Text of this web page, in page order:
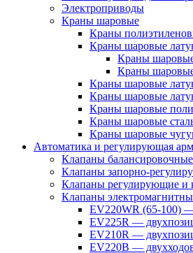
Электроприводы
Краны шаровые
Краны
Краны шаровые
Краны
Краны
Краны шаровые
Краны шаровые
Краны шаровые
Краны шаровые
Краны шаровые
Автоматика и регулирующая
Клапаны
Клапаны запорно-
Клапаны регулирующие и
Клапаны
EV220WR (65-100)
EV225R —
EV210R —
EV220B —